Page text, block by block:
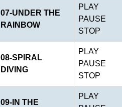
07-UNDER THE
RAINBOW
PLAY
PAUSE
STOP
08-SPIRAL
DIVING
PLAY
PAUSE
STOP
09-IN THE
PLAY